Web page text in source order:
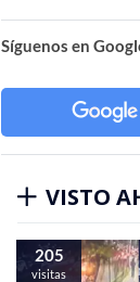
Síguenos en
VISTO
205
visitas